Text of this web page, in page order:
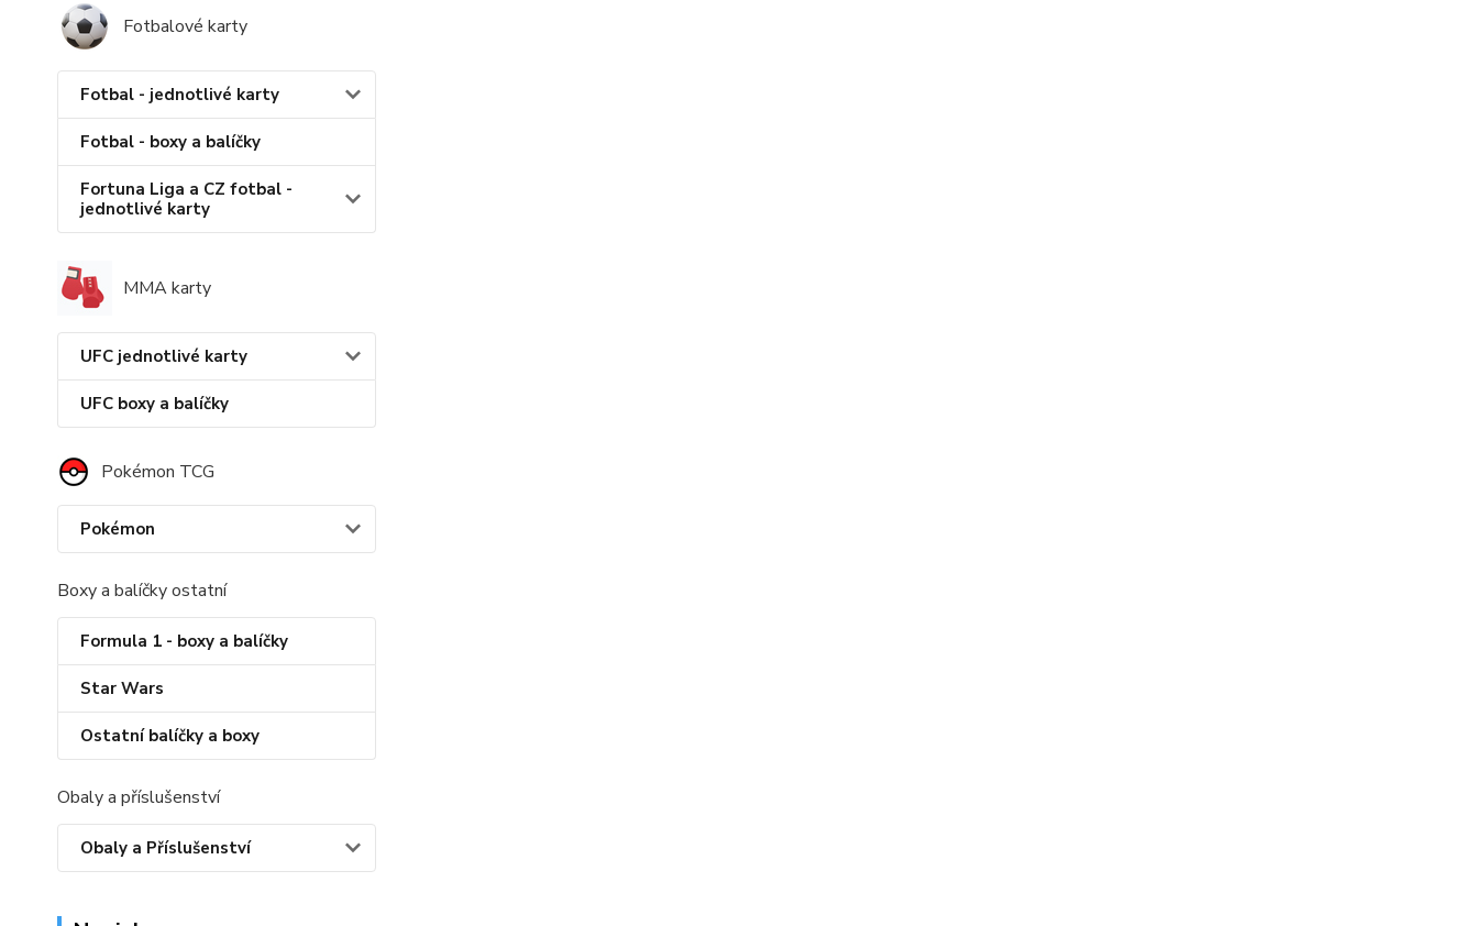
Fotbalové karty
Fotbal - jednotlivé karty
Fotbal - boxy a balíčky
Fortuna Liga a CZ fotbal -
jednotlivé karty
MMA karty
UFC jednotlivé karty
UFC boxy a balíčky
Pokémon TCG
Pokémon
Boxy a balíčky ostatní
Formula 1 - boxy a balíčky
Star Wars
Ostatní balíčky a boxy
Obaly a příslušenství
Obaly a Příslušenství